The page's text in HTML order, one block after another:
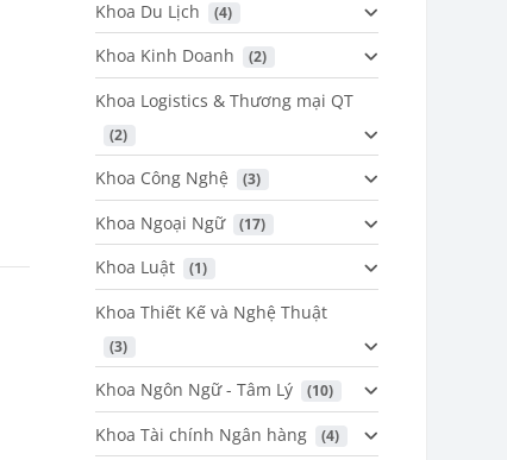
Khoa Du Lịch (4)
Khoa Kinh Doanh (2)
Khoa Logistics & Thương mại QT
(2)
Khoa Công Nghệ (3)
Khoa Ngoại Ngữ (17)
Khoa Luật (1)
Khoa Thiết Kế và Nghệ Thuật
(3)
Khoa Ngôn Ngữ - Tâm Lý (10)
Khoa Tài chính Ngân hàng (4)